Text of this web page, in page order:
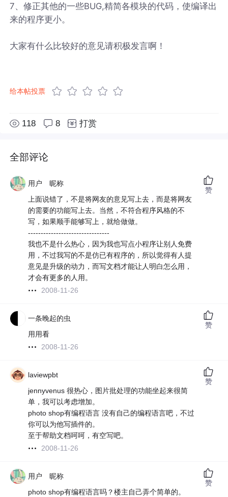
7、修正其他的一些BUG,精简各模块的代码，使编译出
来的程序更小。
大家有什么比较好的意见请积极发言啊！
给本帖投票
118 8 打赏
全部评论
用户 昵称
上面说错了，不是将网友的意见写上去，而是将网友
的需要的功能写上去。当然，不符合程序风格的不
写，如果顺手能够写上，就给做做。
--------------------------------
我也不是什么热心，因为我也写点小程序让别人免费
用，不过我写的不是仿已有程序的，所以觉得有人提
意见是升级的动力，而写文档才能让人明白怎么用，
才会有更多的人用。
2008-11-26
赞
一条晚起的虫
用用看
2008-11-26
赞
laviewpbt
jennyvenus 很热心，图片批处理的功能坐起来很简
单，我可以考虑增加。
photo shop有编程语言 没有自己的编程语言吧，不过
你可以为他写插件的。
至于帮助文档呵呵，有空写吧。
2008-11-26
赞
用户 昵称
photo shop有编程语言吗？楼主自己弄个简单的。
赞